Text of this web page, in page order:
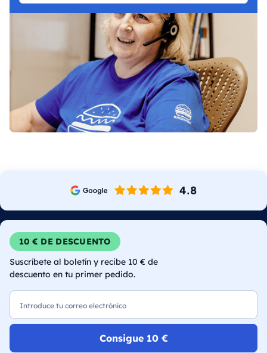
10 € DE DESCUENTO
Suscríbete al boletín y recibe 10 € de
descuento en tu primer pedido.
Consigue 10 €